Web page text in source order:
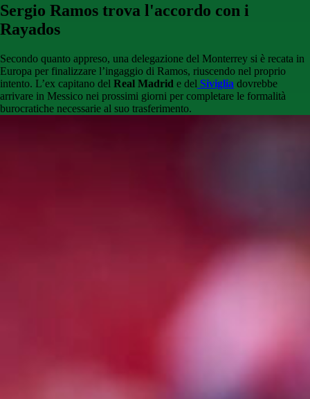
Sergio Ramos trova l'accordo con i
Rayados
Secondo quanto appreso, una delegazione del Monterrey si è recata in
Europa per finalizzare l’ingaggio di Ramos, riuscendo nel proprio
intento. L’ex capitano del Real Madrid e del Siviglia dovrebbe
arrivare in Messico nei prossimi giorni per completare le formalità
burocratiche necessarie al suo trasferimento.